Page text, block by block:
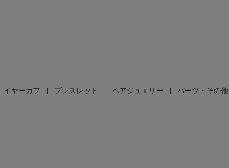
イヤーカフ ブレスレット ペアジュエリー パーツ・その他